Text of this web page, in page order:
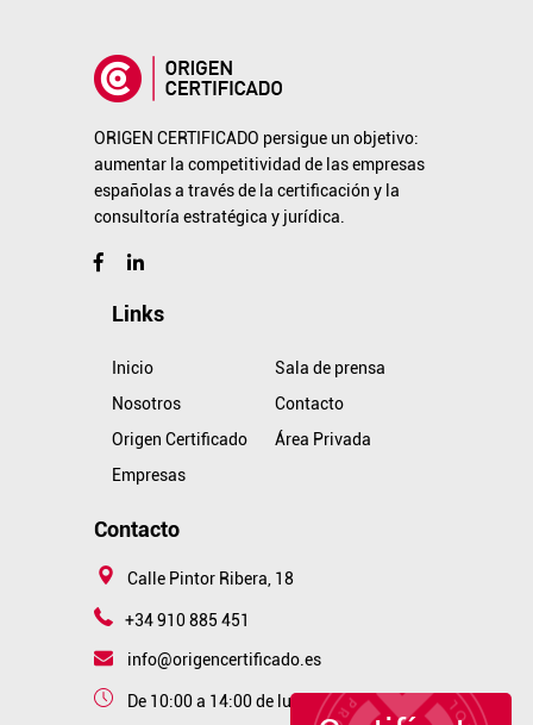
ORIGEN CERTIFICADO persigue un objetivo:
aumentar la competitividad de las empresas
españolas a través de la certificación y la
consultoría estratégica y jurídica.
Links
Inicio
Nosotros
Origen Certificado
Empresas
Sala de prensa
Contacto
Área Privada
Contacto
Calle Pintor Ribera, 18
+34 910 885 451
info@origencertificado.es
De 10:00 a 14:00 de lunes a viernes